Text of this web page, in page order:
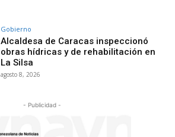
Gobierno
Alcaldesa de Caracas inspeccionó
obras hídricas y de rehabilitación en
La Silsa
agosto 8, 2026
- Publicidad -